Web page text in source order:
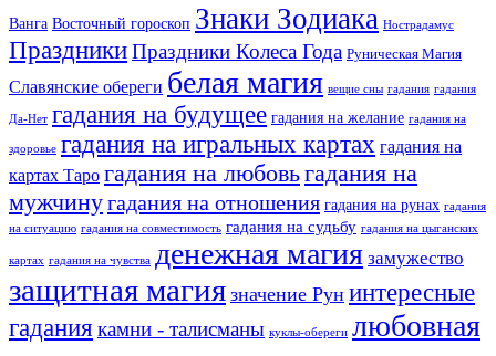
Ванга Восточный гороскоп Знаки Зодиака Нострадамус
ПраздникиПраздники Колеса Года Руническая Магия
Славянские обереги белая магия вещие сны гадания гадания
Да-Нет гадания на будущее гадания на желание гадания на
здоровье гадания на игральных картах гадания на
картах Таро гадания на любовьгадания на
мужчинугадания на отношения гадания на рунах гадания
на ситуацию гадания на совместимость гадания на судьбу гадания на цыганских
картах гадания на чувства денежная магия замужество
защитная магия значение Рун интересные
гадания камни - талисманы куклы-обереги любовная